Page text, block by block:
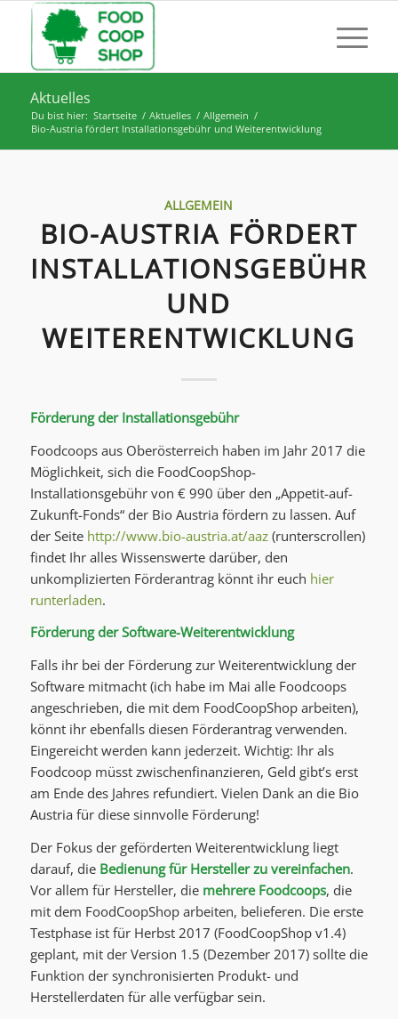
Aktuelles
Du bist hier: Startseite / Aktuelles / Allgemein /
Bio-Austria fördert Installationsgebühr und Weiterentwicklung
ALLGEMEIN
BIO-AUSTRIA FÖRDERT
INSTALLATIONSGEBÜHR
UND
WEITERENTWICKLUNG
Förderung der Installationsgebühr
Foodcoops aus Oberösterreich haben im Jahr 2017 die
Möglichkeit, sich die FoodCoopShop-
Installationsgebühr von € 990 über den „Appetit-auf-
Zukunft-Fonds“ der Bio Austria fördern zu lassen. Auf
der Seite http://www.bio-austria.at/aaz(runterscrollen)
findet Ihr alles Wissenswerte darüber, den
unkomplizierten Förderantrag könnt ihr euch hier
runterladen.
Förderung der Software-Weiterentwicklung
Falls ihr bei der Förderung zur Weiterentwicklung der
Software mitmacht (ich habe im Mai alle Foodcoops
angeschrieben, die mit dem FoodCoopShop arbeiten),
könnt ihr ebenfalls diesen Förderantrag verwenden.
Eingereicht werden kann jederzeit. Wichtig: Ihr als
Foodcoop müsst zwischenfinanzieren, Geld gibt’s erst
am Ende des Jahres refundiert. Vielen Dank an die Bio
Austria für diese sinnvolle Förderung!
Der Fokus der geförderten Weiterentwicklung liegt
darauf, die Bedienung für Hersteller zu vereinfachen.
Vor allem für Hersteller, die mehrere Foodcoops, die
mit dem FoodCoopShop arbeiten, belieferen. Die erste
Testphase ist für Herbst 2017 (FoodCoopShop v1.4)
geplant, mit der Version 1.5 (Dezember 2017) sollte die
Funktion der synchronisierten Produkt- und
Herstellerdaten für alle verfügbar sein.